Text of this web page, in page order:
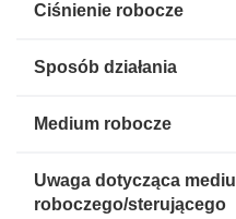
Ciśnienie robocze
Sposób działania
Medium robocze
Uwaga dotycząca
roboczego/sterującego